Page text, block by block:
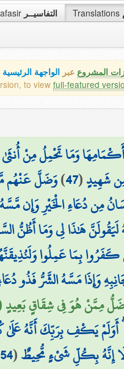
التفاسيــر Translations
المشروع عبر الواجهة الرئيسية
to view full-featured
وَمَا تَحْمِلُ مِنْ
شَهِيدٍ(
47
)وَضَلَّ عَنْهُم
مِن دُعَاءِ الْخَيْرِ وَإِن
هَٰذَا لِي وَمَا أَظُنُّ
كَفَرُوا بِمَا عَمِلُوا
وَإِذَا مَسَّهُ الشَّرُّ فَذُو
مِمَّنْ هُوَ فِي شِقَاقٍ بَعِيدٍ
أَوَلَمْ يَكْفِ بِرَبِّكَ أَنَّهُ
إِنَّهُ بِكُلِّ شَيْءٍ مُّحِيطٌ(
54